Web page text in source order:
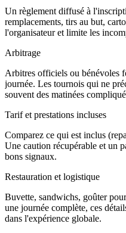
Un règlement diffusé à
remplacements, tirs au but,
l'organisateur et limite les
Arbitrage
Arbitres officiels ou bénévoles
journée. Les tournois qui ne
souvent des matinées
Tarif et prestations incluses
Comparez ce qui est inclus
Une caution récupérable et un
bons signaux.
Restauration et logistique
Buvette, sandwichs, goûter
une journée complète, ces
dans l'expérience globale.